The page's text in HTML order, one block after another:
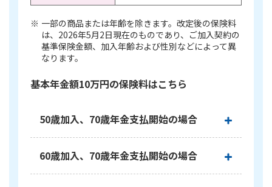
各種サービス・お知らせ
かんぽプラチナライフサービス
ご契約のしおり・約款（Web約款）
保険用語集
お問い合わせ
ご契約手続きの流れ
保険料のお払込方法
保険用語集
かんぽアプリ～かんぽの健康と安心を手のひらに～
すこやか健康ラボ
かんぽブランド
かんぽ生命のサステナビリティ
一部の商品または年齢を除きます。改定後の保険料
は、2026年5月2日現在のものであり、ご加入契約の
基準保険金額、加入年齢および性別などによって異
なります。
基本年金額10万円の保険料はこちら
50歳加入、70歳年金支払開始の場合
●保険料改定（2026年5月2日）前後での保険料例
基本契約（基本年金額：10万円 加入年齢※：50歳 年
60歳加入、70歳年金支払開始の場合